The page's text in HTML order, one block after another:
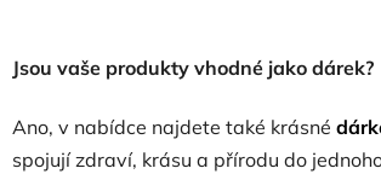
Jsou vaše produkty vhodné jako dárek?
Ano, v nabídce najdete také krásné
spojují zdraví, krásu a přírodu do